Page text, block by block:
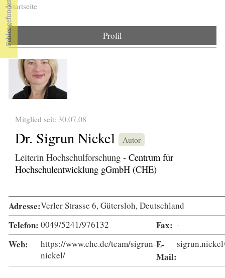
Sie sind hier
Startseite
Profil
Mitglied seit: 30.07.08
Dr. Sigrun Nickel Autor
Leiterin Hochschulforschung - Centrum für
Hochschulentwicklung gGmbH (CHE)
Adresse:Verler Strasse 6, Gütersloh, Deutschland
Telefon: 0049/5241/976132 Fax: -
Web:
https://www.che.de/team/sigrun-
nickel/
E-
Mail: